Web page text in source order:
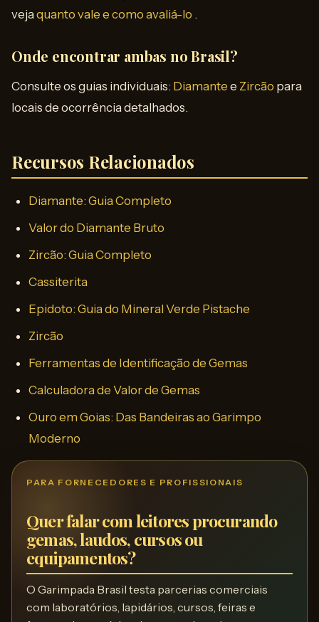
veja quanto vale e como avaliá-lo .
Onde encontrar ambas no Brasil?
Consulte os guias individuais: Diamante e Zircão para
locais de ocorrência detalhados.
Recursos Relacionados
Diamante: Guia Completo
Valor do Diamante Bruto
Zircão: Guia Completo
Cassiterita
Epidoto: Guia do Mineral Verde Pistache
Zircão
Ferramentas de Identificação de Gemas
Calculadora de Valor de Gemas
Ouro em Goias: Das Bandeiras ao Garimpo
Moderno
PARA FORNECEDORES E PROFISSIONAIS
Quer falar com leitores procurando
gemas, laudos, cursos ou
equipamentos?
O Garimpada Brasil testa parcerias comerciais
com laboratórios, lapidários, cursos, feiras e